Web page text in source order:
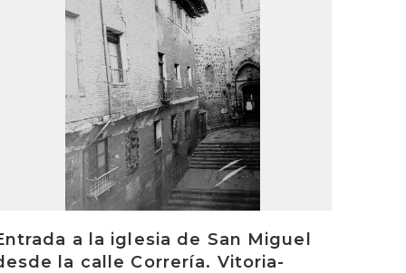
a la iglesia de San Miguel
la calle Correría. Vitoria-